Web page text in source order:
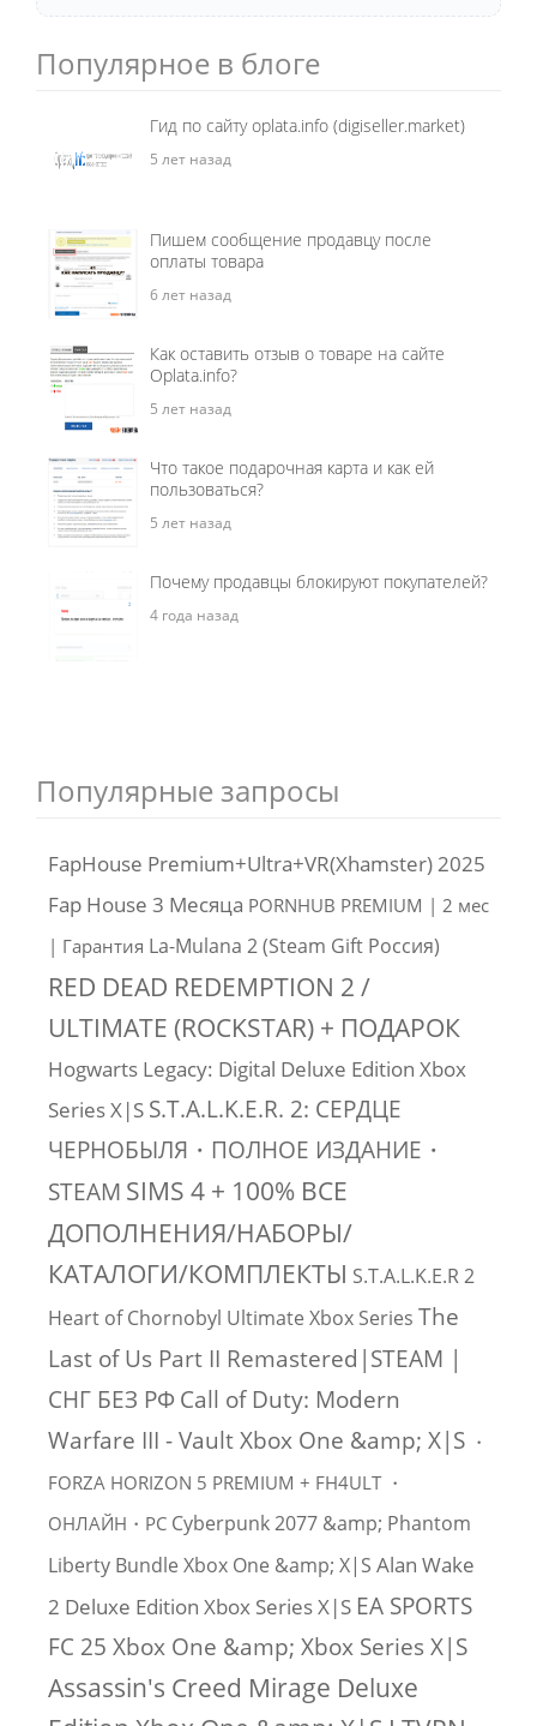
Популярное в блоге
Гид по сайту oplata.info (digiseller.market)
5 лет назад
Пишем сообщение продавцу после
оплаты товара
6 лет назад
Как оставить отзыв о товаре на сайте
Oplata.info?
5 лет назад
Что такое подарочная карта и как ей
пользоваться?
5 лет назад
Почему продавцы блокируют покупателей?
4 года назад
Популярные запросы
FapHouse Premium+Ultra+VR(Xhamster) 2025
Fap House 3 Месяца PORNHUB PREMIUM | 2 мес
| Гарантия La-Mulana 2 (Steam Gift Россия)
RED DEAD REDEMPTION 2 /
ULTIMATE (ROCKSTAR) + ПОДАРОК
Hogwarts Legacy: Digital Deluxe Edition Xbox
Series X|S S.T.A.L.K.E.R. 2: СЕРДЦЕ
ЧЕРНОБЫЛЯ・ПОЛНОЕ ИЗДАНИЕ・
STEAM SIMS 4 + 100% ВСЕ
ДОПОЛНЕНИЯ/НАБОРЫ/
КАТАЛОГИ/КОМПЛЕКТЫ S.T.A.L.K.E.R 2
Heart of Chornobyl Ultimate Xbox Series The
Last of Us Part II Remastered|STEAM |
СНГ БЕЗ РФ Call of Duty: Modern
Warfare III - Vault Xbox One &amp; X|S ・
FORZA HORIZON 5 PREMIUM + FH4ULT ・
ОНЛАЙН・PC Cyberpunk 2077 &amp; Phantom
Liberty Bundle Xbox One &amp; X|S Alan Wake
2 Deluxe Edition Xbox Series X|S EA SPORTS
FC 25 Xbox One &amp; Xbox Series X|S
Assassin's Creed Mirage Deluxe